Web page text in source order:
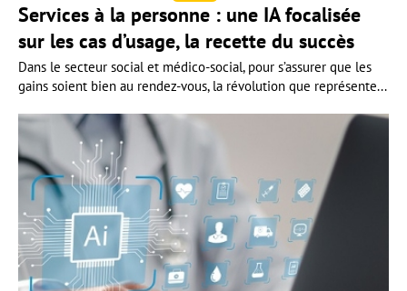
Services à la personne : une IA focalisée
sur les cas d’usage, la recette du succès
Dans le secteur social et médico-social, pour s’assurer que les
gains soient bien au rendez-vous, la révolution que représente...